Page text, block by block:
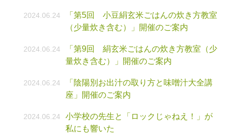
2024.06.24
「第5回 小豆絹玄米ごはんの炊き方教室
（少量炊き含む）」開催のご案内
2024.06.24
「第9回 絹玄米ごはんの炊き方教室（少
量炊き含む）」開催のご案内
2024.06.24
「陰陽別お出汁の取り方と味噌汁大全講
座」開催のご案内
2024.06.24
小学校の先生と「ロックじゃねえ！」が
私にも響いた